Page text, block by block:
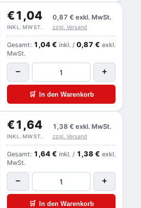
€1,04 0,87 € exkl. MwSt.
INKL. MWST. zzgl. Versand
Gesamt: 1,04 € inkl. / 0,87 € exkl.
MwSt.
− +
🛒 In den Warenkorb
€1,64 1,38 € exkl. MwSt.
INKL. MWST. zzgl. Versand
Gesamt: 1,64 € inkl. / 1,38 € exkl.
MwSt.
− +
🛒 In den Warenkorb